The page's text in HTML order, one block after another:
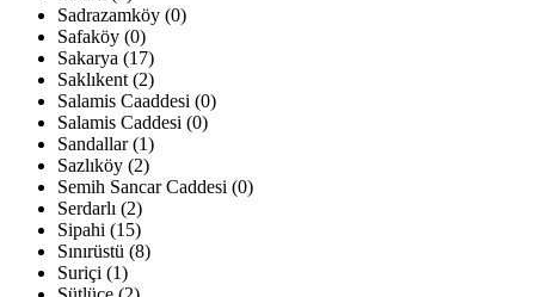
Sadrazamköy (0)
Safaköy (0)
Sakarya (17)
Saklıkent (2)
Salamis Caaddesi (0)
Salamis Caddesi (0)
Sandallar (1)
Sazlıköy (2)
Semih Sancar Caddesi (0)
Serdarlı (2)
Sipahi (15)
Sınırüstü (8)
Suriçi (1)